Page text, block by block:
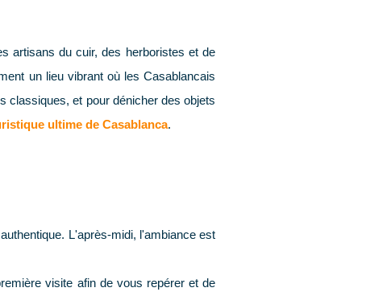
artisans du cuir, des herboristes et de
un lieu vibrant où les Casablancais
classiques, et pour dénicher des objets
ultime de Casablanca.
L'après-midi, l'ambiance est
visite afin de vous repérer et de